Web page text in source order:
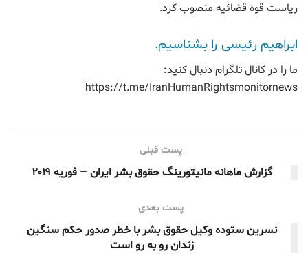
ریاست قوه‌ قضائیه‌ منصوب کرد.
ابراهیم رئیسی را بشناسیم.
ما را در کانال تلگرام دنبال کنید:
https://t.me/IranHumanRightsmonitornews
پست قبلی
گزارش ماهانه مانیتورینگ حقوق بشر ایران – فوریه ۲۰۱۹
پست بعدی
نسرین ستوده وکیل حقوق بشر با خطر صدور حکم سنگین
زندان رو به رو است